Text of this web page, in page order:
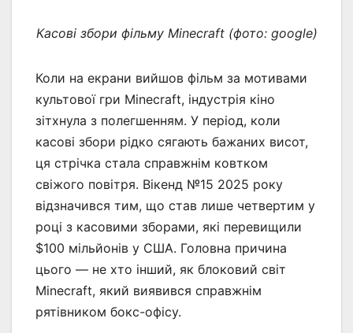
Касові збори фільму Minecraft (фото: google)
Коли на екрани вийшов фільм за мотивами
культової гри Minecraft, індустрія кіно
зітхнула з полегшенням. У період, коли
касові збори рідко сягають бажаних висот,
ця стрічка стала справжнім ковтком
свіжого повітря. Вікенд №15 2025 року
відзначився тим, що став лише четвертим у
році з касовими зборами, які перевищили
$100 мільйонів у США. Головна причина
цього — не хто інший, як блоковий світ
Minecraft, який виявився справжнім
рятівником бокс-офісу.